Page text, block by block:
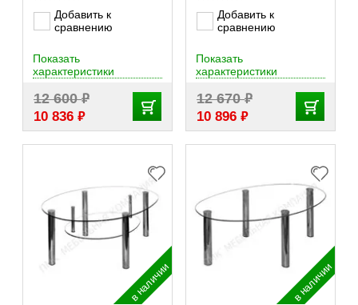
Добавить к
сравнению
12 600₽
10 836 ₽
Показать
характеристики
Добавить к
сравнению
12 670₽
10 896 ₽
Показать
характеристики
в наличии в наличии